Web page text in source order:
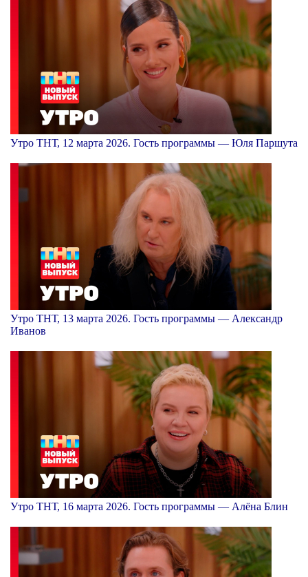
Утро ТНТ, 12 марта 2026. Гость программы — Юля Паршута
Утро ТНТ, 13 марта 2026. Гость программы — Александр
Иванов
Утро ТНТ, 16 марта 2026. Гость программы — Алёна Блин